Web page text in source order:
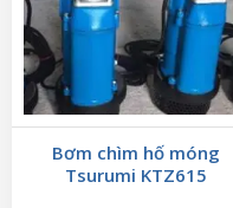
Bơm chìm hố móng
Tsurumi KTZ615